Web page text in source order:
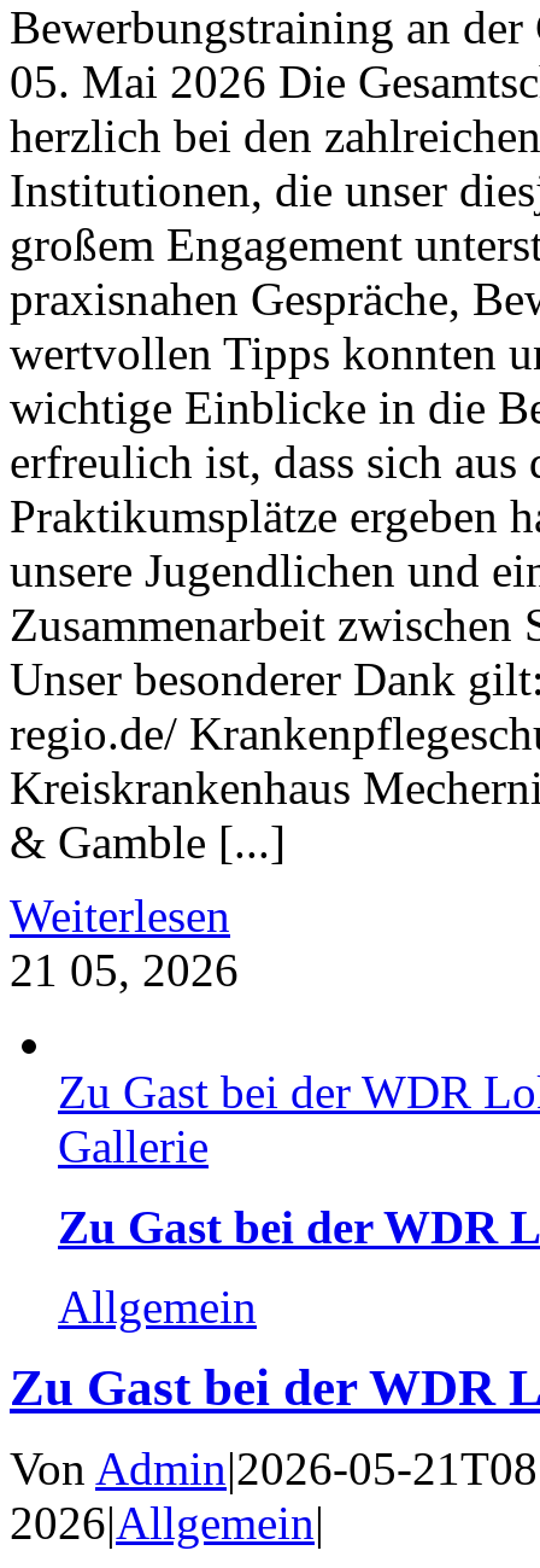
Bewerbungstraining an
05. Mai 2026 Die
herzlich bei den
Institutionen, die unser
großem Engagement
praxisnahen Gespräche,
wertvollen Tipps konnten
wichtige Einblicke in die
erfreulich ist, dass sich aus
Praktikumsplätze ergeben
unsere Jugendlichen und
Zusammenarbeit
Unser besonderer Dank
regio.de/
Kreiskrankenhaus
& Gamble [...]
Weiterlesen
21 05, 2026
Zu Gast bei der WDR
Gallerie
Zu Gast bei der WDR
Allgemein
Zu Gast bei der WDR
Von Admin|2026-05-
2026|Allgemein|